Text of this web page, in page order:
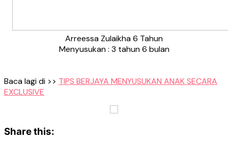
Arreessa Zulaikha 6 Tahun
Menyusukan : 3 tahun 6 bulan
Baca lagi di >> TIPS BERJAYA MENYUSUKAN ANAK SECARA
EXCLUSIVE
Share this: